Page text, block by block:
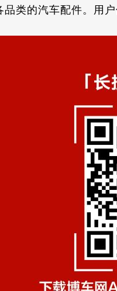
类的汽车配件。用